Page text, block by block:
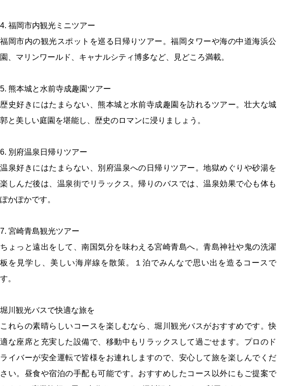
4. 福岡市内観光ミニツアー
福岡市内の観光スポットを巡る日帰りツアー。福岡タワーや海の中道海浜公
園、マリンワールド、キャナルシティ博多など、見どころ満載。
5. 熊本城と水前寺成趣園ツアー
歴史好きにはたまらない、熊本城と水前寺成趣園を訪れるツアー。壮大な城
郭と美しい庭園を堪能し、歴史のロマンに浸りましょう。
6. 別府温泉日帰りツアー
温泉好きにはたまらない、別府温泉への日帰りツアー。地獄めぐりや砂湯を
楽しんだ後は、温泉街でリラックス。帰りのバスでは、温泉効果で心も体も
ぽかぽかです。
7. 宮崎青島観光ツアー
ちょっと遠出をして、南国気分を味わえる宮崎青島へ。青島神社や鬼の洗濯
板を見学し、美しい海岸線を散策。１泊でみんなで思い出を造るコースで
す。
堀川観光バスで快適な旅を
これらの素晴らしいコースを楽しむなら、堀川観光バスがおすすめです。快
適な座席と充実した設備で、移動中もリラックスして過ごせます。プロのド
ライバーが安全運転で皆様をお連れしますので、安心して旅を楽しんでくだ
さい。昼食や宿泊の手配も可能です。おすすめしたコース以外にもご提案で